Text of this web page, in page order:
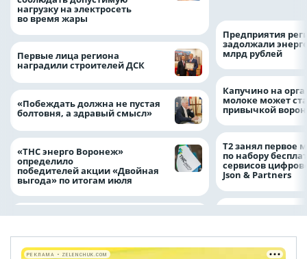
нагрузку на электросеть
во время жары
Первые лица региона
наградили строителей ДСК
«Побеждать должна не пустая
болтовня, а здравый смысл»
«ТНС энерго Воронеж»
определило
победителей акции «Двойная
выгода» по итогам июля
Предприятия
задолжали
млрд рублей
Капучино на
молоке может
привычкой
Т2 занял первое
по набору
сервисов
Json & Partners
РЕКЛАМА • ZELENCHUK.COM